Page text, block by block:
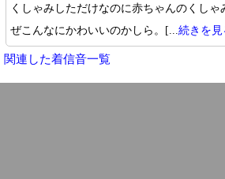
くしゃみしただけなのに赤ちゃんのくしゃ
ぜこんなにかわいいのかしら。[... 続きを見
関連した着信音一覧